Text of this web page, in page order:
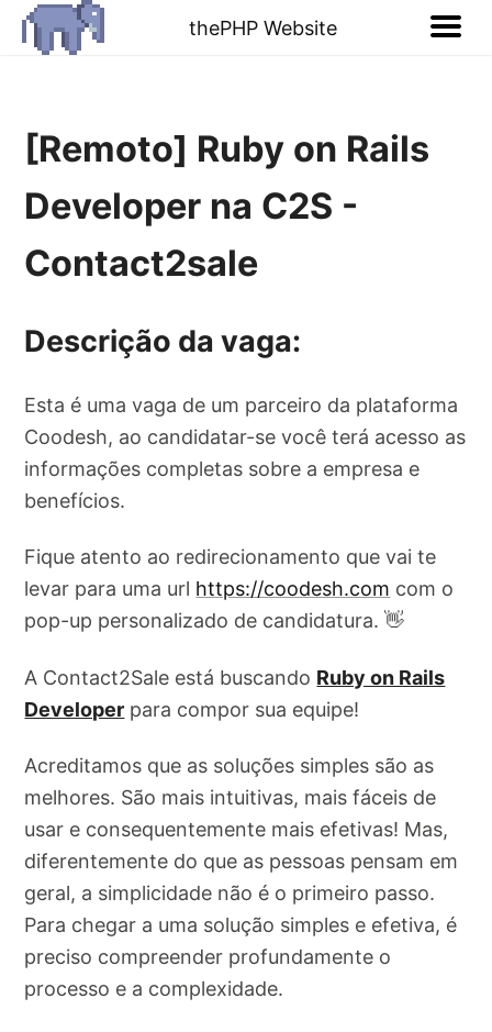
thePHP Website
[Remoto] Ruby on Rails
Developer na C2S -
Contact2sale
Descrição da vaga:
Esta é uma vaga de um parceiro da plataforma
Coodesh, ao candidatar-se você terá acesso as
informações completas sobre a empresa e
benefícios.
Fique atento ao redirecionamento que vai te
levar para uma url https://coodesh.com com o
pop-up personalizado de candidatura. 👋
A Contact2Sale está buscando Ruby on Rails
Developer para compor sua equipe!
Acreditamos que as soluções simples são as
melhores. São mais intuitivas, mais fáceis de
usar e consequentemente mais efetivas! Mas,
diferentemente do que as pessoas pensam em
geral, a simplicidade não é o primeiro passo.
Para chegar a uma solução simples e efetiva, é
preciso compreender profundamente o
processo e a complexidade.